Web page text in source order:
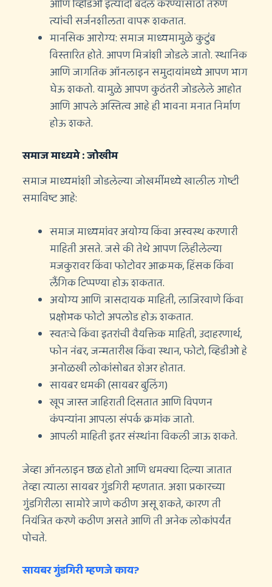
आणि व्हिडिओ इत्यादी बदल करण्यासाठी तरुण
त्यांची सर्जनशीलता वापरू शकतात.
मानसिक आरोग्य: समाज माध्यमामुळे कुटुंब
विस्तारित होते. आपण मित्रांशी जोडले जातो. स्थानिक
आणि जागतिक ऑनलाइन समुदायांमध्ये आपण भाग
घेऊ शकतो. यामुळे आपण कुठंतरी जोडलेले आहोत
आणि आपले अस्तित्व आहे ही भावना मनात निर्माण
होऊ शकते.
समाज माध्यमे : जोखीम
समाज माध्यमांशी जोडलेल्या जोखमींमध्ये खालील गोष्टी
समाविष्ट आहे:
समाज माध्यमांवर अयोग्य किंवा अस्वस्थ करणारी
माहिती असते. जसे की तेथे आपण लिहीलेल्या
मजकुरावर किंवा फोटोवर आक्रमक, हिंसक किंवा
लैंगिक टिप्पण्या होऊ शकतात.
अयोग्य आणि त्रासदायक माहिती, लाजिरवाणे किंवा
प्रक्षोभक फोटो अपलोड होऊ शकतात.
स्वतःचे किंवा इतरांची वैयक्तिक माहिती, उदाहरणार्थ,
फोन नंबर, जन्मतारीख किंवा स्थान, फोटो, व्हिडीओ हे
अनोळखी लोकांसोबत शेअर होतात.
सायबर धमकी (सायबर बुलिंग)
खूप जास्त जाहिराती दिसतात आणि विपणन
कंपन्यांना आपला संपर्क क्रमांक जातो.
आपली माहिती इतर संस्थांना विकली जाऊ शकते.
जेव्हा ऑनलाइन छळ होतो आणि धमक्या दिल्या जातात
तेव्हा त्याला सायबर गुंडगिरी म्हणतात. अशा प्रकारच्या
गुंडगिरीला सामोरे जाणे कठीण असू शकते, कारण ती
नियंत्रित करणे कठीण असते आणि ती अनेक लोकांपर्यंत
पोचते.
सायबर गुंडगिरी म्हणजे काय?